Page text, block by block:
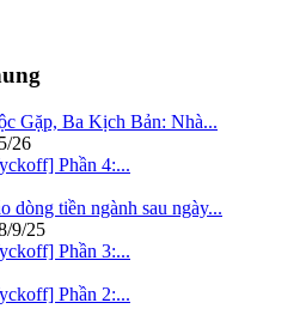
Gặp, Ba Kịch Bản: Nhà...
26
Phần 4:...
dòng tiền ngành sau ngày...
9/25
Phần 3:...
Phần 2:...